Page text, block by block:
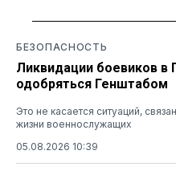
БЕЗОПАСНОСТЬ
Ликвидации боевиков в
одобряться Генштабом
Это не касается ситуаций,
жизни военнослужащих
05.08.2026 10:39